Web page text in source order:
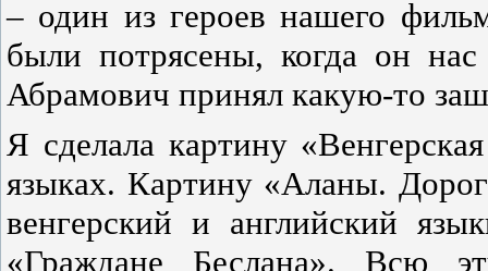
– один из героев нашего
были потрясены, когда он
Абрамович принял какую-то
Я сделала картину
языках. Картину «Аланы.
венгерский и английский
«Граждане Беслана». Всю